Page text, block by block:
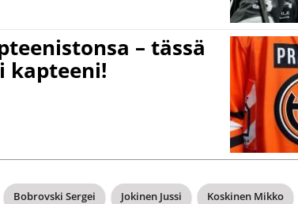
– tässä
kapteeni!
Bobrovski Sergei Jokinen Jussi Koskinen Mikko